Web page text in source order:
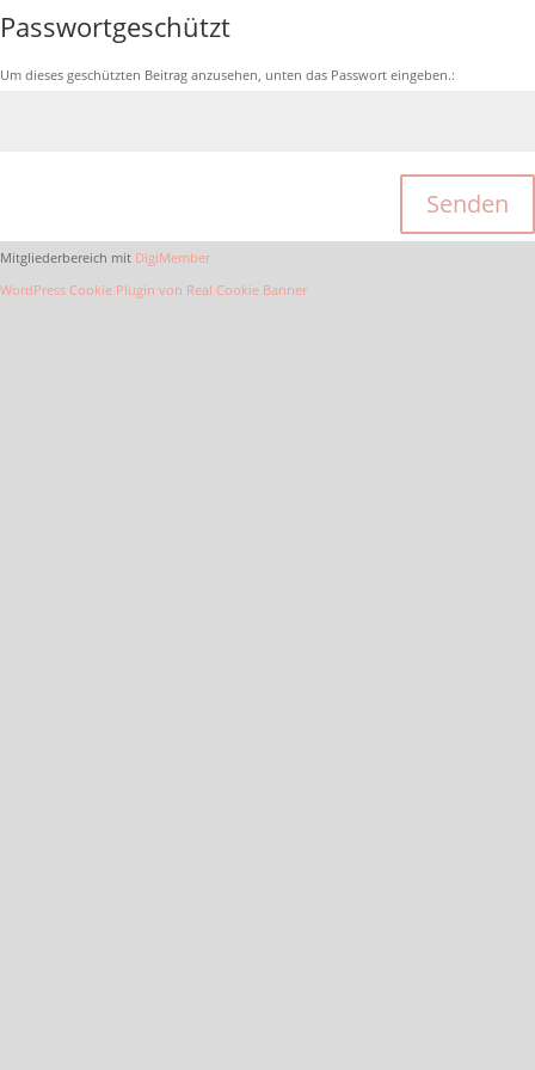
Passwortgeschützt
Um dieses geschützten Beitrag anzusehen, unten das Passwort eingeben.:
Senden
Mitgliederbereich mit DigiMember
WordPress Cookie Plugin von Real Cookie Banner